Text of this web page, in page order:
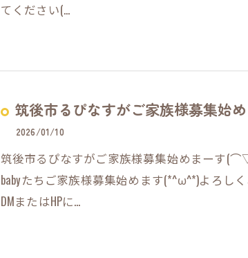
てください(…
筑後市るぴなすがご家族様募集
2026/01/10
筑後市るぴなすがご家族様募集始めまーす
babyたちご家族様募集始めます(*^ω^*)よろし
DMまたはHPに…